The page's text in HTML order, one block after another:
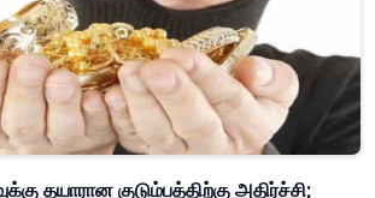
தயாரான குடும்பத்திற்கு அதிர்ச்சி;